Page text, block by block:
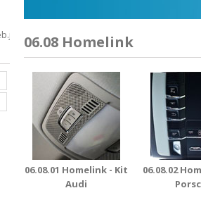
06.08 Homelink
06.08.01 Homelink - Kit
Audi
06.08.02